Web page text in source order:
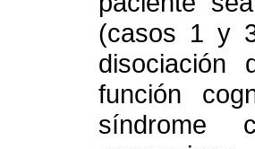
(casos 1 y
disociación
función
síndrome